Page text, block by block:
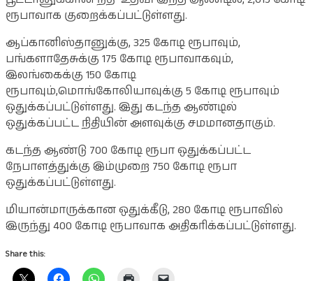
ரூபாவாக குறைக்கப்பட்டுள்ளது.
ஆப்கானிஸ்தானுக்கு, 325 கோடி ரூபாவும்,
பங்களாதேசுக்கு 175 கோடி ரூபாவாகவும்,
இலங்கைக்கு 150 கோடி
ரூபாவும்,மொங்கோலியாவுக்கு 5 கோடி ரூபாவும்
ஒதுக்கப்பட்டுள்ளது. இது கடந்த ஆண்டில்
ஒதுக்கப்பட்ட நிதியின் அளவுக்கு சமமானதாகும்.
கடந்த ஆண்டு 700 கோடி ரூபா ஒதுக்கப்பட்ட
நேபாளத்துக்கு இம்முறை 750 கோடி ரூபா
ஒதுக்கப்பட்டுள்ளது.
மியான்மாருக்கான ஒதுக்கீடு, 280 கோடி ரூபாவில்
இருந்து 400 கோடி ரூபாவாக அதிகரிக்கப்பட்டுள்ளது.
Share this: